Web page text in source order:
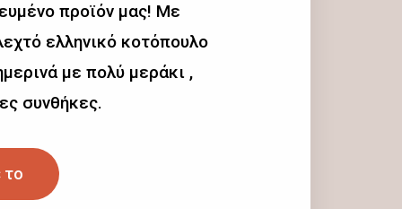
προϊόν μας! Με
ελληνικό κοτόπουλο
με πολύ μεράκι ,
συνθήκες.
το